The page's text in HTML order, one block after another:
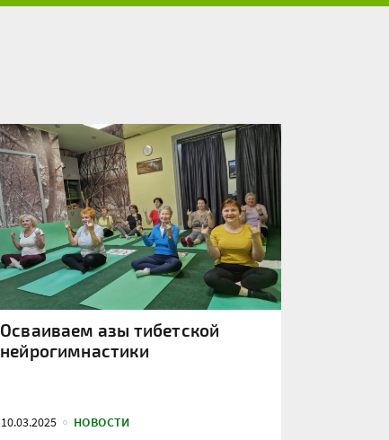
Осваиваем азы тибетской
нейрогимнастики
10.03.2025 НОВОСТИ